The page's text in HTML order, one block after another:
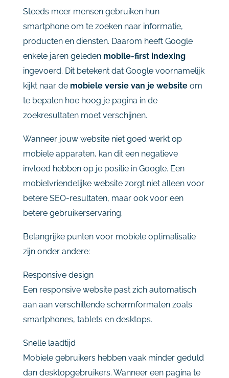
Steeds meer mensen gebruiken hun
smartphone om te zoeken naar informatie,
producten en diensten. Daarom heeft Google
enkele jaren geleden mobile-first indexing
ingevoerd. Dit betekent dat Google voornamelijk
kijkt naar de mobiele versie van je website om
te bepalen hoe hoog je pagina in de
zoekresultaten moet verschijnen.
Wanneer jouw website niet goed werkt op
mobiele apparaten, kan dit een negatieve
invloed hebben op je positie in Google. Een
mobielvriendelijke website zorgt niet alleen voor
betere SEO-resultaten, maar ook voor een
betere gebruikerservaring.
Belangrijke punten voor mobiele optimalisatie
zijn onder andere:
Responsive design
Een responsive website past zich automatisch
aan aan verschillende schermformaten zoals
smartphones, tablets en desktops.
Snelle laadtijd
Mobiele gebruikers hebben vaak minder geduld
dan desktopgebruikers. Wanneer een pagina te